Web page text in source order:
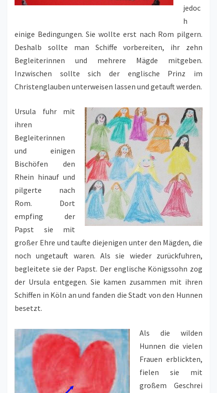
jedoc
h
einige Bedingungen. Sie wollte erst nach Rom pilgern.
Deshalb sollte man Schiffe vorbereiten, ihr zehn
Begleiterinnen und mehrere Mägde mitgeben.
Inzwischen sollte sich der englische Prinz im
Christenglauben unterweisen lassen und getauft werden.
Ursula fuhr mit
ihren
Begleiterinnen
und einigen
Bischöfen den
Rhein hinauf und
pilgerte nach
Rom. Dort
empfing der
Papst sie mit
großer Ehre und taufte diejenigen unter den Mägden, die
noch ungetauft waren. Als sie wieder zurückfuhren,
begleitete sie der Papst. Der englische Königssohn zog
der Ursula entgegen. Sie kamen zusammen mit ihren
Schiffen in Köln an und fanden die Stadt von den Hunnen
besetzt.
Als die wilden
Hunnen die vielen
Frauen erblickten,
fielen sie mit
großem Geschrei